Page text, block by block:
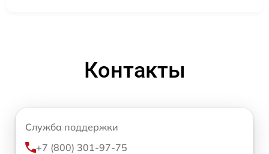
Контакты
Служба поддержки
+7 (800) 301-97-75